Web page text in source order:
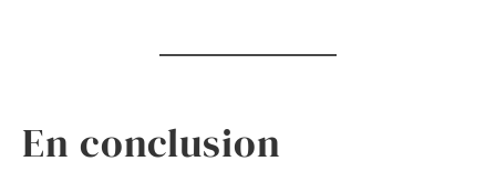
En conclusion